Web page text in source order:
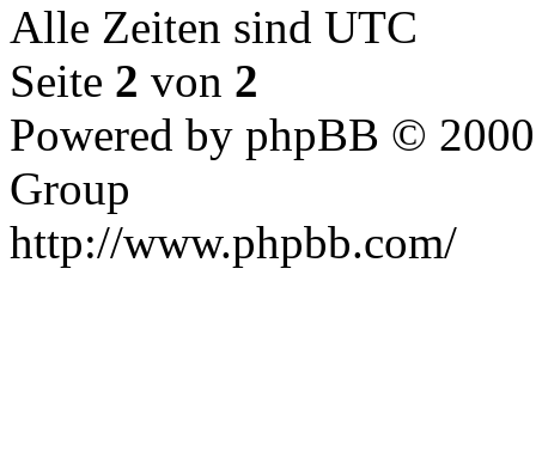
Alle Zeiten sind UTC
Seite 2 von 2
Powered by phpBB ©
Group
http://www.phpbb.com/